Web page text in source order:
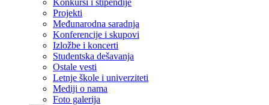
Projekti
Međunarodna saradnja
Konferencije i skupovi
Izložbe i koncerti
Studentska dešavanja
Ostale vesti
Letnje škole i univerziteti
Mediji o nama
Foto galerija